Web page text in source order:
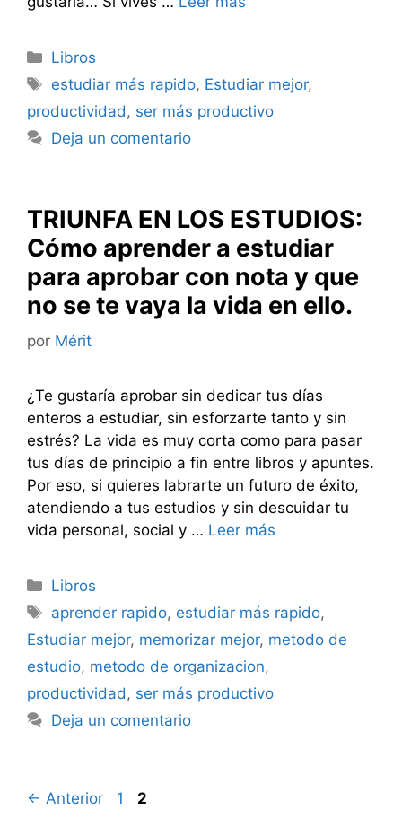
Categorías
Libros
Etiquetas
estudiar más rapido, Estudiar mejor,
productividad , ser más productivo
Deja un comentario
TRIUNFA EN LOS ESTUDIOS:
Cómo aprender a estudiar
para aprobar con nota y que
no se te vaya la vida en ello.
por Mérit
¿Te gustaría aprobar sin dedicar tus días
enteros a estudiar, sin esforzarte tanto y sin
estrés? La vida es muy corta como para pasar
tus días de principio a fin entre libros y apuntes.
Por eso, si quieres labrarte un futuro de éxito,
atendiendo a tus estudios y sin descuidar tu
vida personal, social y … Leer más
Categorías
Libros
Etiquetas
aprender rapido, estudiar más rapido,
Estudiar mejor, memorizar mejor, metodo de
estudio, metodo de organizacion,
productividad, ser más productivo
Deja un comentario
← Anterior Página
1 Página
2